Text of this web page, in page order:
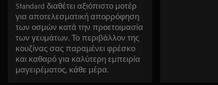
Standard διαθέτει αξιόπιστο μοτέρ
για αποτελεσματική απορρόφηση
των οσμών κατά την προετοιμασία
των γευμάτων. Το περιβάλλον της
κουζίνας σας παραμένει φρέσκο
και καθαρό για καλύτερη εμπειρία
μαγειρέματος, κάθε μέρα.